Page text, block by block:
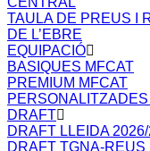
TAULA DE PREUS I
DE L’EBRE
EQUIPACIÓ
BASIQUES MFCAT
PREMIUM MFCAT
DRAFT
DRAFT LLEIDA
DRAFT TGNA-REUS